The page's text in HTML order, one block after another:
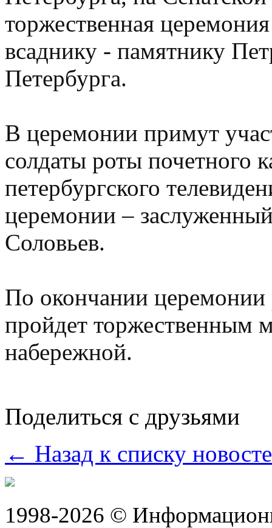
торжественная
всаднику - памятнику
Петербурга.
В церемонии примут
солдаты роты почетного
петербургского
церемонии –
Соловьев.
По окончании церемонии
пройдет торжественным
набережной.
Поделиться с друзьями
← Назад к списку
1998-2026 ©